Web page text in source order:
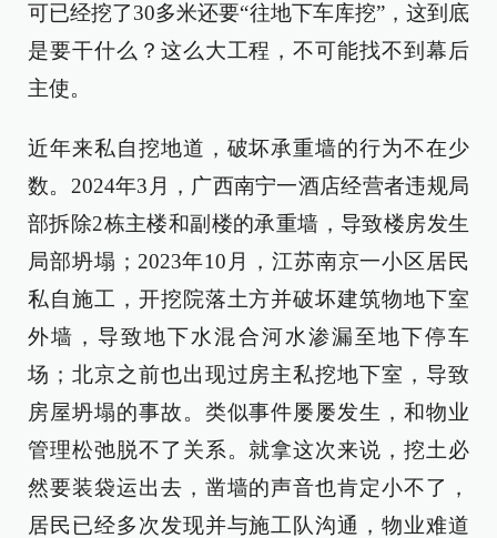
可已经挖了30多米还要“往地下车库挖”，这到底
是要干什么？这么大工程，不可能找不到幕后
主使。
近年来私自挖地道，破坏承重墙的行为不在少
数。2024年3月，广西南宁一酒店经营者违规局
部拆除2栋主楼和副楼的承重墙，导致楼房发生
局部坍塌；2023年10月，江苏南京一小区居民
私自施工，开挖院落土方并破坏建筑物地下室
外墙，导致地下水混合河水渗漏至地下停车
场；北京之前也出现过房主私挖地下室，导致
房屋坍塌的事故。类似事件屡屡发生，和物业
管理松弛脱不了关系。就拿这次来说，挖土必
然要装袋运出去，凿墙的声音也肯定小不了，
居民已经多次发现并与施工队沟通，物业难道